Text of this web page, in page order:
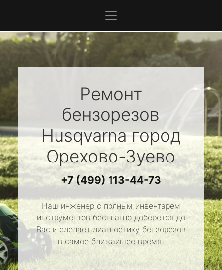
Ремонт
бензорезов
Husqvarnaгород
Орехово-Зуево
+7 (499) 113-44-73
Наш инженер с полным инвентарем
инструментов бесплатно доберется до
Вас и сделает диагностику бензорезов
в самое ближайшее время.